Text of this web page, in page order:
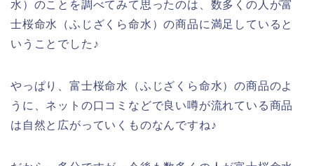
水）のことを調べてみて思ったのは、数多くの人が富
士桜命水（ふじざくら命水）の商品に満足していると
いうことでした♪
やっぱり、富士桜命水（ふじざくら命水）の商品のよ
うに、ネットの口コミなどで良い噂が流れている商品
は自然と広がっていくものなんですね♪